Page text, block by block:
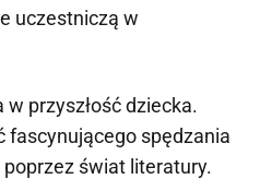
uczestniczą w
przyszłość dziecka.
fascynującego spędzania
świat literatury.